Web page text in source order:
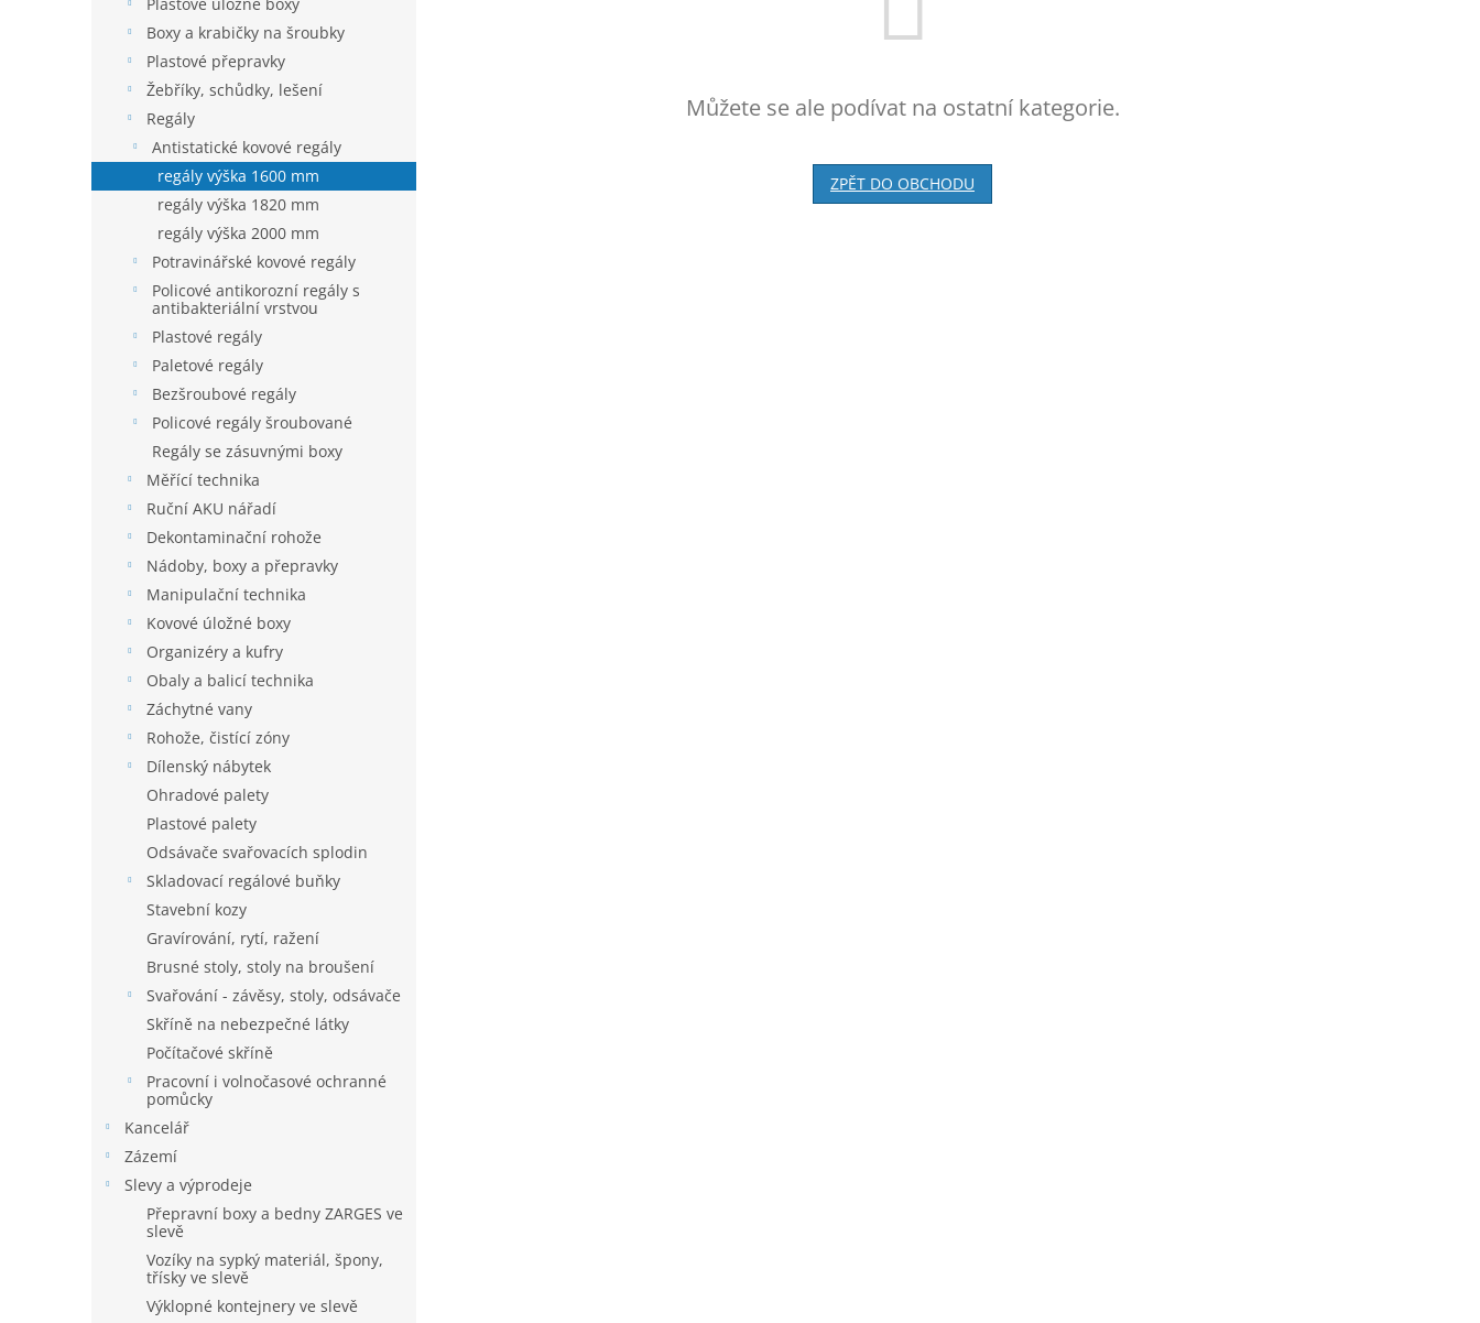
Boxy a krabičky na šroubky
Plastové přepravky
Žebříky, schůdky, lešení
Regály
Antistatické kovové regály
regály výška 1600 mm
regály výška 1820 mm
regály výška 2000 mm
Potravinářské kovové regály
Policové antikorozní regály s
antibakteriální vrstvou
Plastové regály
Paletové regály
Bezšroubové regály
Policové regály šroubované
Regály se zásuvnými boxy
Měřící technika
Ruční AKU nářadí
Dekontaminační rohože
Nádoby, boxy a přepravky
Manipulační technika
Kovové úložné boxy
Organizéry a kufry
Obaly a balicí technika
Záchytné vany
Rohože, čistící zóny
Dílenský nábytek
Ohradové palety
Plastové palety
Odsávače svařovacích splodin
Skladovací regálové buňky
Stavební kozy
Gravírování, rytí, ražení
Brusné stoly, stoly na broušení
Svařování - závěsy, stoly, odsávače
Skříně na nebezpečné látky
Počítačové skříně
Pracovní i volnočasové ochranné
pomůcky
Kancelář
Zázemí
Slevy a výprodeje
Přepravní boxy a bedny ZARGES ve
slevě
Vozíky na sypký materiál, špony,
třísky ve slevě
Výklopné kontejnery ve slevě
Můžete se ale podívat na ostatní kategorie.
ZPĚT DO OBCHODU